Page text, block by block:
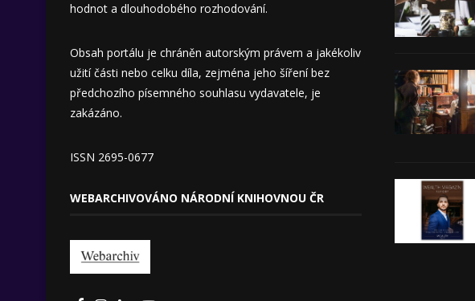
hodnot a dlouhodobého rozhodování.
Obsah portálu je chráněn autorským právem a jakékoliv
užití části nebo celku díla, zejména jeho šíření bez
předchozího písemného souhlasu vydavatele, je
zakázáno.
ISSN 2695-0677
WEBARCHIVOVÁNO NÁRODNÍ KNIHOVNOU ČR